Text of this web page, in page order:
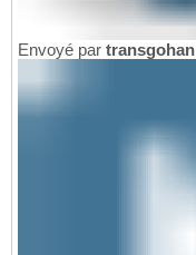
Envoyé par transgohan